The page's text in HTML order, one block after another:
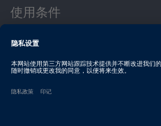
使用条件
隐私政策
版权声明与一般条款及条件